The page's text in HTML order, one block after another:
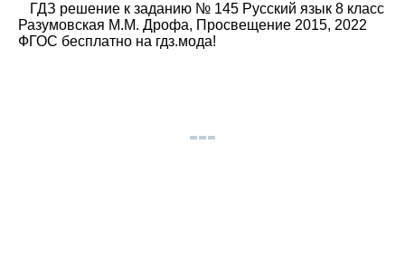
ГДЗ решение к заданию № 145 Русский язык 8 класс
Разумовская М.М. Дрофа, Просвещение 2015, 2022
ФГОС бесплатно на гдз.мода!